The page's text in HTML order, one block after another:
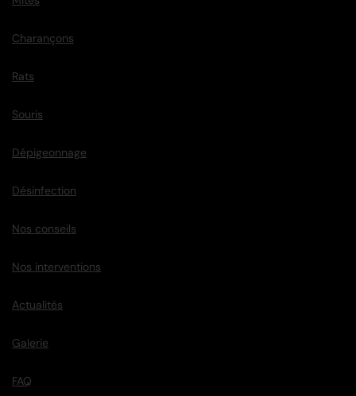
Charançons
Rats
Souris
Dépigeonnage
Désinfection
Nos conseils
Nos interventions
Actualités
Galerie
FAQ